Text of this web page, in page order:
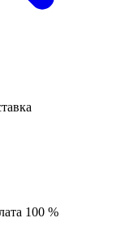
100 %